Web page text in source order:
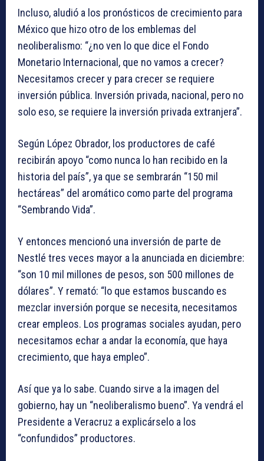
Incluso, aludió a los pronósticos de crecimiento para
México que hizo otro de los emblemas del
neoliberalismo: “¿no ven lo que dice el Fondo
Monetario Internacional, que no vamos a crecer?
Necesitamos crecer y para crecer se requiere
inversión pública. Inversión privada, nacional, pero no
solo eso, se requiere la inversión privada extranjera”.
Según López Obrador, los productores de café
recibirán apoyo “como nunca lo han recibido en la
historia del país”, ya que se sembrarán “150 mil
hectáreas” del aromático como parte del programa
“Sembrando Vida”.
Y entonces mencionó una inversión de parte de
Nestlé tres veces mayor a la anunciada en diciembre:
“son 10 mil millones de pesos, son 500 millones de
dólares”. Y remató: “lo que estamos buscando es
mezclar inversión porque se necesita, necesitamos
crear empleos. Los programas sociales ayudan, pero
necesitamos echar a andar la economía, que haya
crecimiento, que haya empleo”.
Así que ya lo sabe. Cuando sirve a la imagen del
gobierno, hay un “neoliberalismo bueno”. Ya vendrá el
Presidente a Veracruz a explicárselo a los
“confundidos” productores.